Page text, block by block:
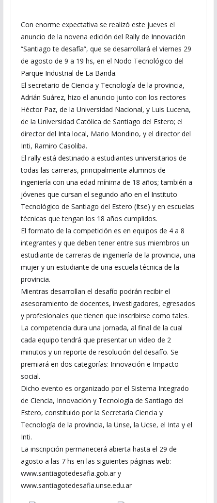
Con enorme expectativa se realizó este jueves el
anuncio de la novena edición del Rally de Innovación
“Santiago te desafía”, que se desarrollará el viernes 29
de agosto de 9 a 19 hs, en el Nodo Tecnológico del
Parque Industrial de La Banda.
El secretario de Ciencia y Tecnología de la provincia,
Adrián Suárez, hizo el anuncio junto con los rectores
Héctor Paz, de la Universidad Nacional, y Luis Lucena,
de la Universidad Católica de Santiago del Estero; el
director del Inta local, Mario Mondino, y el director del
Inti, Ramiro Casoliba.
El rally está destinado a estudiantes universitarios de
todas las carreras, principalmente alumnos de
ingeniería con una edad mínima de 18 años; también a
jóvenes que cursan el segundo año en el Instituto
Tecnológico de Santiago del Estero (Itse) y en escuelas
técnicas que tengan los 18 años cumplidos.
El formato de la competición es en equipos de 4 a 8
integrantes y que deben tener entre sus miembros un
estudiante de carreras de ingeniería de la provincia, una
mujer y un estudiante de una escuela técnica de la
provincia.
Mientras desarrollan el desafío podrán recibir el
asesoramiento de docentes, investigadores, egresados
y profesionales que tienen que inscribirse como tales.
La competencia dura una jornada, al final de la cual
cada equipo tendrá que presentar un video de 2
minutos y un reporte de resolución del desafío. Se
premiará en dos categorías: Innovación e Impacto
social.
Dicho evento es organizado por el Sistema Integrado
de Ciencia, Innovación y Tecnología de Santiago del
Estero, constituido por la Secretaría Ciencia y
Tecnología de la provincia, la Unse, la Ucse, el Inta y el
Inti.
La inscripción permanecerá abierta hasta el 29 de
agosto a las 7 hs en las siguientes páginas web:
www.santiagotedesafia.gob.ar y
www.santiagotedesafia.unse.edu.ar